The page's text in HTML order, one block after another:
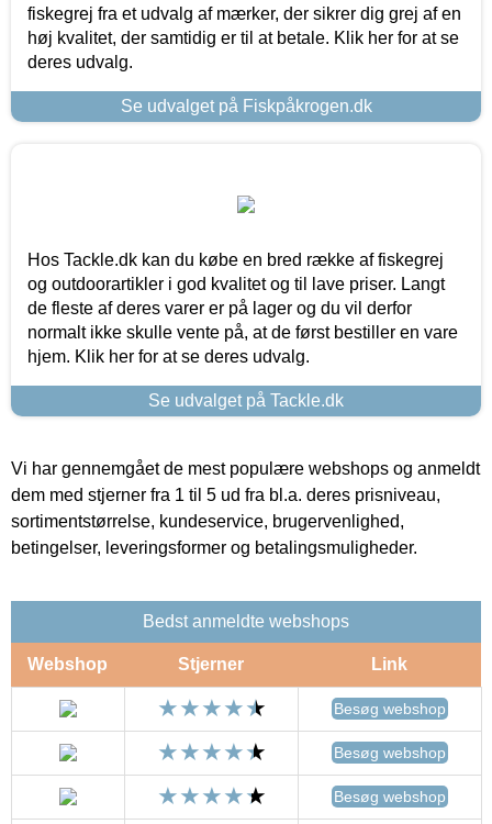
fiskegrej fra et udvalg af mærker, der sikrer dig grej af en
høj kvalitet, der samtidig er til at betale. Klik her for at se
deres udvalg.
Se udvalget på Fiskpåkrogen.dk
Hos Tackle.dk kan du købe en bred række af fiskegrej
og outdoorartikler i god kvalitet og til lave priser. Langt
de fleste af deres varer er på lager og du vil derfor
normalt ikke skulle vente på, at de først bestiller en vare
hjem. Klik her for at se deres udvalg.
Se udvalget på Tackle.dk
Vi har gennemgået de mest populære webshops og anmeldt
dem med stjerner fra 1 til 5 ud fra bl.a. deres prisniveau,
sortimentstørrelse, kundeservice, brugervenlighed,
betingelser, leveringsformer og betalingsmuligheder.
Bedst anmeldte webshops
Webshop Stjerner Link
Besøg webshop
Besøg webshop
Besøg webshop